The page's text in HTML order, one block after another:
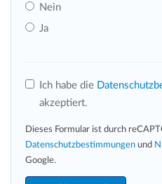
Nein
Ja
Ich habe die
akzeptiert.
Dieses Formular ist durch
Datenschutzbestimmungen und
Google.